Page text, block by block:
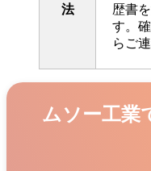
法
歴書
す。
らご
ムソー工業